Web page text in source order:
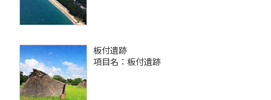
板付遺跡
項目名：板付遺跡